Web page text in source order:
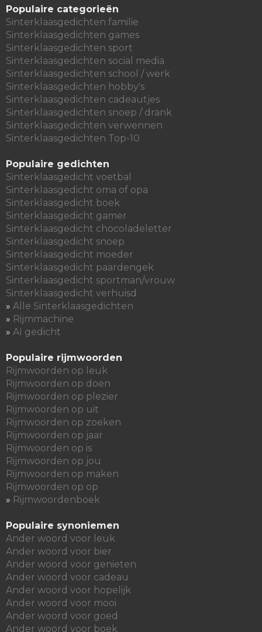
Populaire categorieën
Sinterklaasgedichten familie
Sinterklaasgedichten games
Sinterklaasgedichten sport
Sinterklaasgedichten social media
Sinterklaasgedichten school / werk
Sinterklaasgedichten hobby's
Sinterklaasgedichten cadeautjes
Sinterklaasgedichten snoep / drank
Sinterklaasgedichten verwennen
Sinterklaasgedichten Top-10
Populaire gedichten
Sinterklaasgedicht voetbal
Sinterklaasgedicht oma of opa
Sinterklaasgedicht boek
Sinterklaasgedicht gamer
Sinterklaasgedicht chocoladeletter
Sinterklaasgedicht snoep
Sinterklaasgedicht moeder
Sinterklaasgedicht paardengek
Sinterklaasgedicht sportman/vrouw
Sinterklaasgedicht verhuisd
» Alle Sinterklaasgedichten
» Rijmmachine
» AI gedicht
Populaire rijmwoorden
Rijmwoorden op leuk
Rijmwoorden op doen
Rijmwoorden op plezier
Rijmwoorden op uit
Rijmwoorden op zoeken
Rijmwoorden op jaar
Rijmwoorden op is
Rijmwoorden op jou
Rijmwoorden op maken
Rijmwoorden op op
» Rijmwoordenboek
Populaire synoniemen
Ander woord voor leuk
Ander woord voor bier
Ander woord voor genieten
Ander woord voor cadeau
Ander woord voor hopelijk
Ander woord voor mooi
Ander woord voor goed
Ander woord voor boek